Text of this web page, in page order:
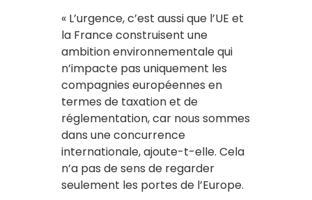
« L’urgence, c’est aussi que l’UE et
la France construisent une
ambition environnementale qui
n’impacte pas uniquement les
compagnies européennes en
termes de taxation et de
réglementation, car nous sommes
dans une concurrence
internationale, ajoute-t-elle. Cela
n’a pas de sens de regarder
seulement les portes de l’Europe.